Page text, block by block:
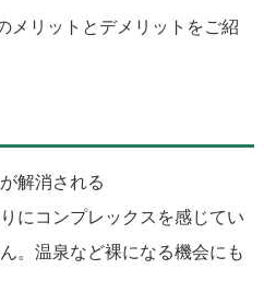
メリットとデメリットをご紹
解消される
にコンプレックスを感じてい
。温泉など裸になる機会にも